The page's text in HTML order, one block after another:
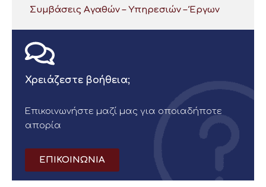
Συμβάσεις Αγαθών – Υπηρεσιών – Έργων
Χρειάζεστε βοήθεια;
Επικοινωνήστε μαζί μας για οποιαδήποτε
απορία
ΕΠΙΚΟΙΝΩΝΙΑ